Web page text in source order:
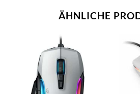
ÄHNLICHE